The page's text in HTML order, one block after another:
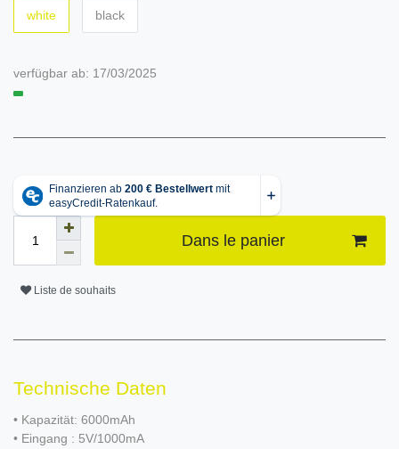
white black
verfügbar ab: 17/03/2025
Dans le panier
Liste de souhaits
Technische Daten
• Kapazität: 6000mAh
• Eingang : 5V/1000mA